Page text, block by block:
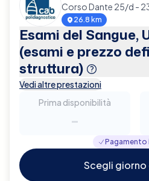
Corso Dante 25/d -
26.8 km
Esami del Sangue,
(esami e prezzo
struttura)
Vedi altre prestazioni
Prima disponibilità
-
Pagamento
Scegli giorno